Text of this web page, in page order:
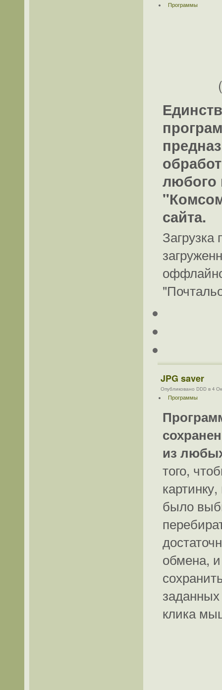
Программы
любого
сайта.
JPG saver
Опубликовано DDD в 4
Программы
из
того,
было
обмена,
клика